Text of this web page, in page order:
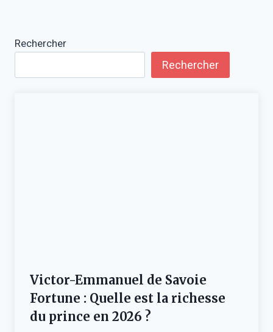
Rechercher
Rechercher
Victor-Emmanuel de Savoie
Fortune : Quelle est la richesse
du prince en 2026 ?